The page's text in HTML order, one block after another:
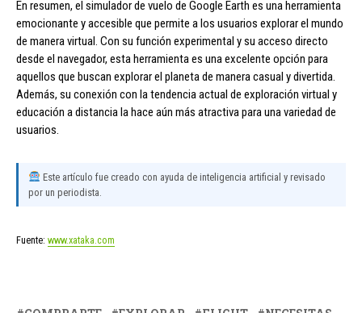
En resumen, el simulador de vuelo de Google Earth es una herramienta
emocionante y accesible que permite a los usuarios explorar el mundo
de manera virtual. Con su función experimental y su acceso directo
desde el navegador, esta herramienta es una excelente opción para
aquellos que buscan explorar el planeta de manera casual y divertida.
Además, su conexión con la tendencia actual de exploración virtual y
educación a distancia la hace aún más atractiva para una variedad de
usuarios.
Este artículo fue creado con ayuda de inteligencia artificial y revisado
por un periodista.
Fuente: www.xataka.com